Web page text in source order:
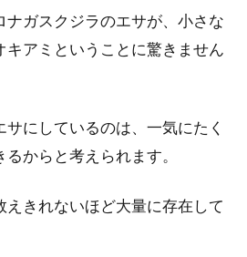
ナガスクジラのエサが、小さな
キアミということに驚きません
にしているのは、一気にたく
からと考えられます。
えきれないほど大量に存在して